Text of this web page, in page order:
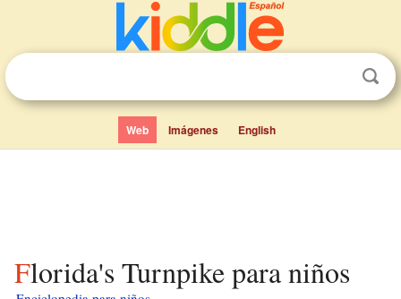
Web Imágenes English
Florida's Turnpike para niños